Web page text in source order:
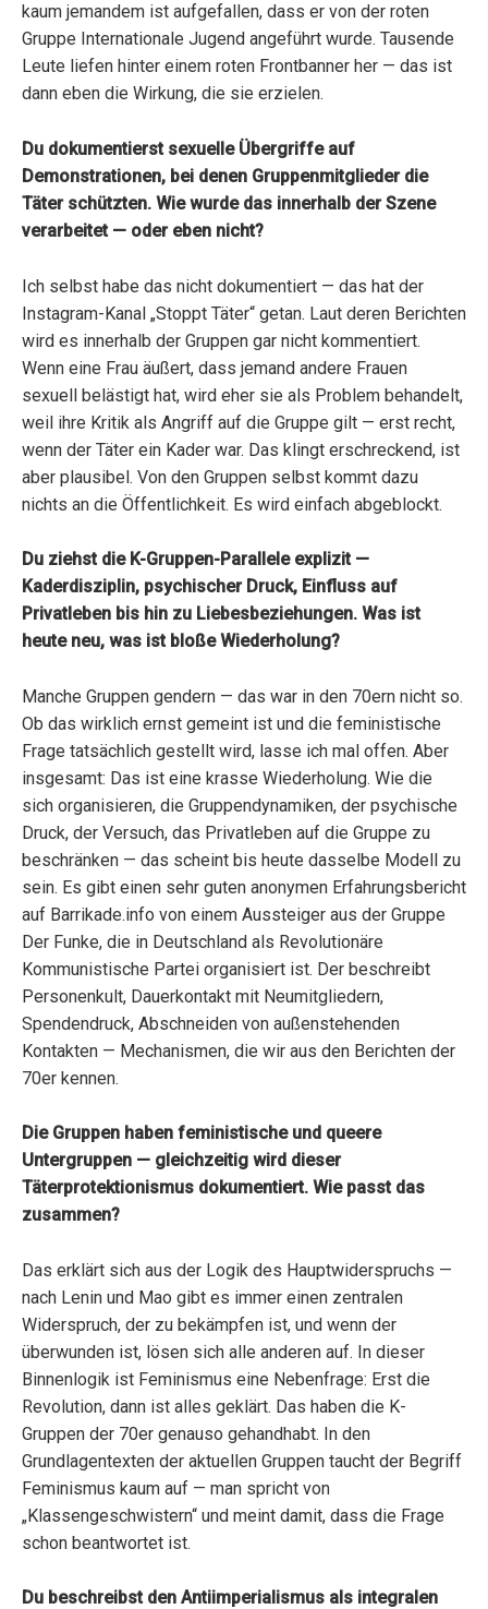
kaum jemandem ist aufgefallen, dass er von der roten
Gruppe Internationale Jugend angeführt wurde. Tausende
Leute liefen hinter einem roten Frontbanner her — das ist
dann eben die Wirkung, die sie erzielen.
Du dokumentierst sexuelle Übergriffe auf
Demonstrationen, bei denen Gruppenmitglieder die
Täter schützten. Wie wurde das innerhalb der Szene
verarbeitet — oder eben nicht?
Ich selbst habe das nicht dokumentiert — das hat der
Instagram-Kanal „Stoppt Täter“ getan. Laut deren Berichten
wird es innerhalb der Gruppen gar nicht kommentiert.
Wenn eine Frau äußert, dass jemand andere Frauen
sexuell belästigt hat, wird eher sie als Problem behandelt,
weil ihre Kritik als Angriff auf die Gruppe gilt — erst recht,
wenn der Täter ein Kader war. Das klingt erschreckend, ist
aber plausibel. Von den Gruppen selbst kommt dazu
nichts an die Öffentlichkeit. Es wird einfach abgeblockt.
Du ziehst die K-Gruppen-Parallele explizit —
Kaderdisziplin, psychischer Druck, Einfluss auf
Privatleben bis hin zu Liebesbeziehungen. Was ist
heute neu, was ist bloße Wiederholung?
Manche Gruppen gendern — das war in den 70ern nicht so.
Ob das wirklich ernst gemeint ist und die feministische
Frage tatsächlich gestellt wird, lasse ich mal offen. Aber
insgesamt: Das ist eine krasse Wiederholung. Wie die
sich organisieren, die Gruppendynamiken, der psychische
Druck, der Versuch, das Privatleben auf die Gruppe zu
beschränken — das scheint bis heute dasselbe Modell zu
sein. Es gibt einen sehr guten anonymen Erfahrungsbericht
auf Barrikade.info von einem Aussteiger aus der Gruppe
Der Funke, die in Deutschland als Revolutionäre
Kommunistische Partei organisiert ist. Der beschreibt
Personenkult, Dauerkontakt mit Neumitgliedern,
Spendendruck, Abschneiden von außenstehenden
Kontakten — Mechanismen, die wir aus den Berichten der
70er kennen.
Die Gruppen haben feministische und queere
Untergruppen — gleichzeitig wird dieser
Täterprotektionismus dokumentiert. Wie passt das
zusammen?
Das erklärt sich aus der Logik des Hauptwiderspruchs —
nach Lenin und Mao gibt es immer einen zentralen
Widerspruch, der zu bekämpfen ist, und wenn der
überwunden ist, lösen sich alle anderen auf. In dieser
Binnenlogik ist Feminismus eine Nebenfrage: Erst die
Revolution, dann ist alles geklärt. Das haben die K-
Gruppen der 70er genauso gehandhabt. In den
Grundlagentexten der aktuellen Gruppen taucht der Begriff
Feminismus kaum auf — man spricht von
„Klassengeschwistern“ und meint damit, dass die Frage
schon beantwortet ist.
Du beschreibst den Antiimperialismus als integralen